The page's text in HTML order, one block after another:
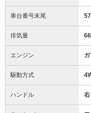
車台番号末尾
排気量
エンジン
駆動方式
ハンドル 右